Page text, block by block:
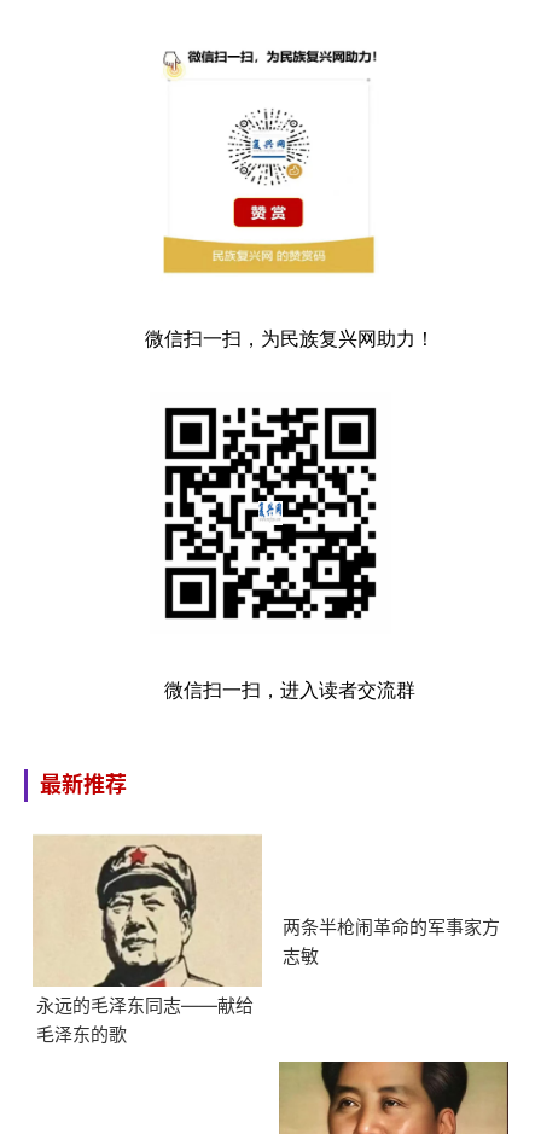
微信扫一扫，为民族复兴网助力！
微信扫一扫，进入读者交流群
最新推荐
永远的毛泽东同志——献给
毛泽东的歌
两条半枪闹革命的军事家方
志敏